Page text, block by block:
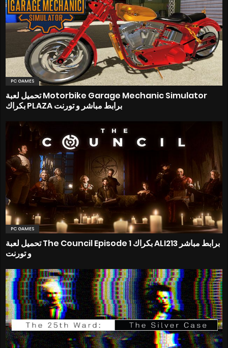
PC GAMES
تحميل لعبة Motorbike Garage Mechanic Simulator
بكراك PLAZA برابط مباشر و تورنت
PC GAMES
تحميل لعبة The Council Episode 1 بكراك ALI213 برابط مباشر
و تورنت